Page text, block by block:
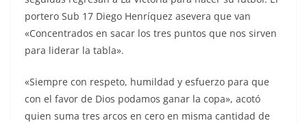
portero Sub 17 Diego Henríquez asevera que van
«Concentrados en sacar los tres puntos que nos sirven
para liderar la tabla».
«Siempre con respeto, humildad y esfuerzo para que
con el favor de Dios podamos ganar la copa», acotó
quien suma tres arcos en cero en misma cantidad de